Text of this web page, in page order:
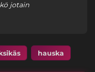
jotain
hauska